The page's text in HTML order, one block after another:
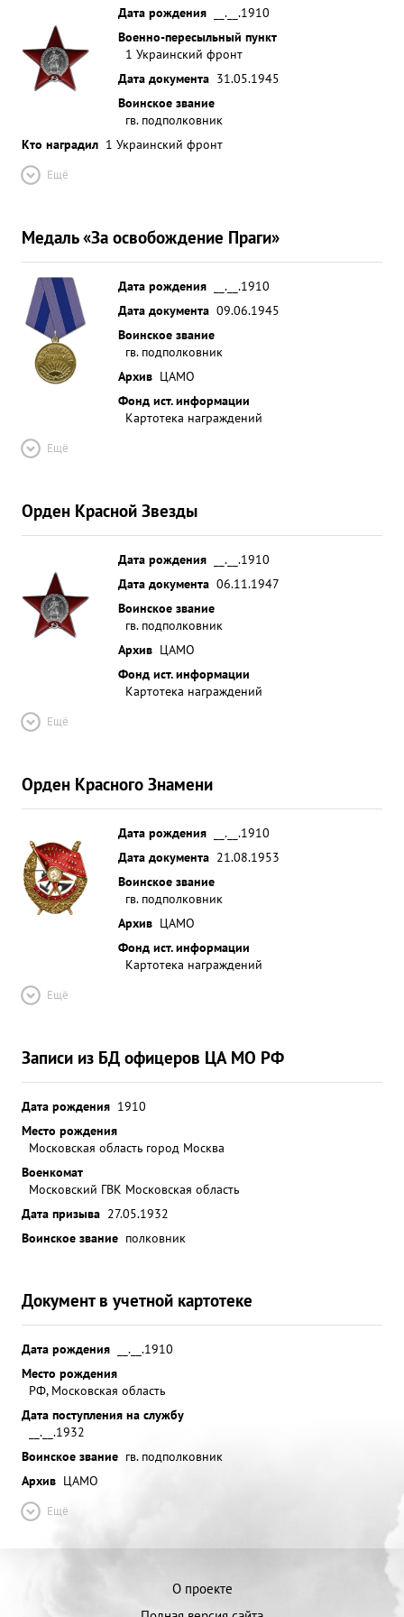
Дата рождения
__.__.1910
Военно-пересыльный пункт
1 Украинский фронт
Дата документа 31.05.1945
Воинское звание
гв. подполковник
Кто наградил 1 Украинский фронт
Ещё
Медаль «За освобождение Праги»
Дата рождения
__.__.1910
Дата документа 09.06.1945
Воинское звание
гв. подполковник
Архив ЦАМО
Фонд ист. информации
Картотека награждений
Ещё
Орден Красной Звезды
Дата рождения
__.__.1910
Дата документа 06.11.1947
Воинское звание
гв. подполковник
Архив ЦАМО
Фонд ист. информации
Картотека награждений
Ещё
Орден Красного Знамени
Дата рождения
__.__.1910
Дата документа 21.08.1953
Воинское звание
гв. подполковник
Архив ЦАМО
Фонд ист. информации
Картотека награждений
Ещё
Записи из БД офицеров ЦА МО РФ
Дата рождения 1910
Место рождения
Московская область город Москва
Военкомат
Московский ГВК Московская область
Дата призыва 27.05.1932
Воинское звание полковник
Документ в учетной картотеке
Дата рождения
__.__.1910
Место рождения
РФ, Московская область
Дата поступления на службу
__.__.1932
Воинское звание гв. подполковник
Архив ЦАМО
Ещё
О проекте